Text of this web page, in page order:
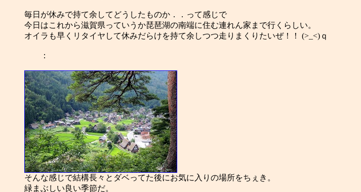
毎日が休みで持て余してどうしたものか．．って感じで
今日はこれから滋賀県っていうか琵琶湖の南端に住む連れん家まで行くらしい。
オイラも早くリタイヤして休みだらけを持て余しつつ走りまくりたいぜ！！ (>_<)ｑ
：
そんな感じで結構長々とダベってた後にお気に入りの場所をちぇき。
緑まぶしい良い季節だ。